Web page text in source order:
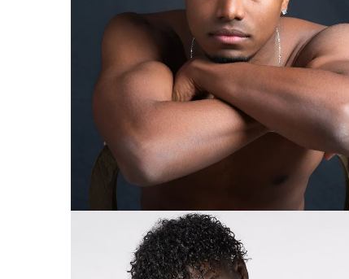
ABDELMOULA